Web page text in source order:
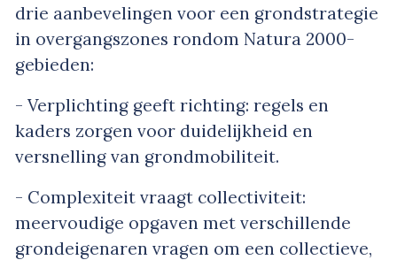
drie aanbevelingen voor een grondstrategie
in overgangszones rondom Natura 2000-
gebieden:
- Verplichting geeft richting: regels en
kaders zorgen voor duidelijkheid en
versnelling van grondmobiliteit.
- Complexiteit vraagt collectiviteit:
meervoudige opgaven met verschillende
grondeigenaren vragen om een collectieve,